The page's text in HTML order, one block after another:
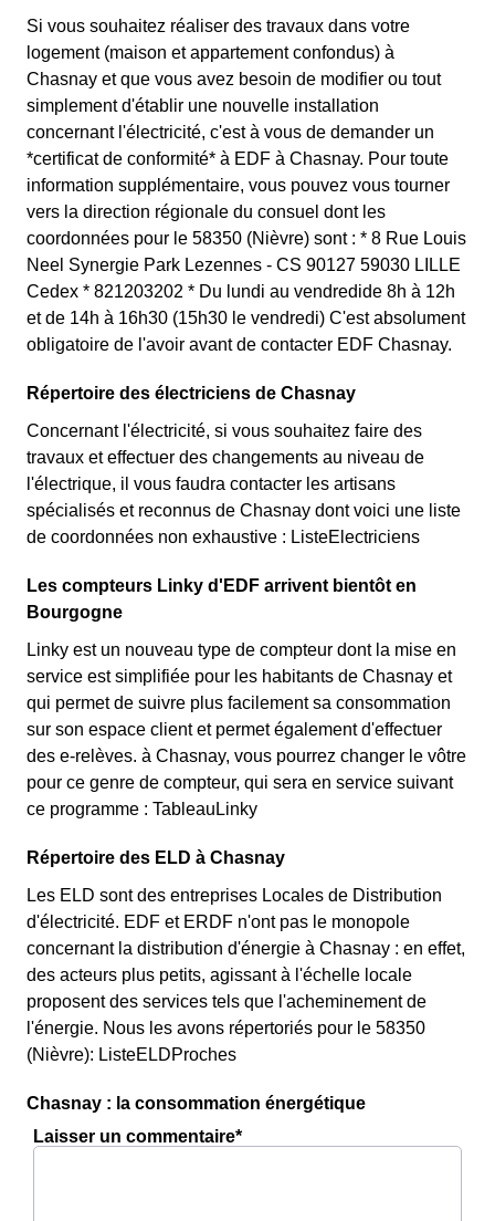
d'électricité de France et est disponible pour les
habitants de Chasnay éligibles. 💡🏠
autres jours de l'année, le prix est 20% moins cher par
Si vous souhaitez réaliser des travaux dans votre
logement (maison et appartement confondus) à
Chasnay et que vous avez besoin de modifier ou tout
simplement d'établir une nouvelle installation
concernant l'électricité, c'est à vous de demander un
*certificat de conformité* à EDF à Chasnay. Pour toute
information supplémentaire, vous pouvez vous tourner
vers la direction régionale du consuel dont les
coordonnées pour le 58350 (Nièvre) sont : * 8 Rue Louis
Neel Synergie Park Lezennes - CS 90127 59030 LILLE
Cedex * 821203202 * Du lundi au vendredide 8h à 12h
et de 14h à 16h30 (15h30 le vendredi) C'est absolument
obligatoire de l'avoir avant de contacter EDF Chasnay.
Répertoire des électriciens de Chasnay
Concernant l'électricité, si vous souhaitez faire des
travaux et effectuer des changements au niveau de
l'électrique, il vous faudra contacter les artisans
spécialisés et reconnus de Chasnay dont voici une liste
de coordonnées non exhaustive : ListeElectriciens
Les compteurs Linky d'EDF arrivent bientôt en
Bourgogne
Linky est un nouveau type de compteur dont la mise en
service est simplifiée pour les habitants de Chasnay et
qui permet de suivre plus facilement sa consommation
sur son espace client et permet également d'effectuer
des e-relèves. à Chasnay, vous pourrez changer le vôtre
pour ce genre de compteur, qui sera en service suivant
ce programme : TableauLinky
Répertoire des ELD à Chasnay
Les ELD sont des entreprises Locales de Distribution
d'électricité. EDF et ERDF n'ont pas le monopole
concernant la distribution d'énergie à Chasnay : en effet,
des acteurs plus petits, agissant à l'échelle locale
proposent des services tels que l'acheminement de
l'énergie. Nous les avons répertoriés pour le 58350
(Nièvre): ListeELDProches
Chasnay : la consommation énergétique
Laisser un commentaire*